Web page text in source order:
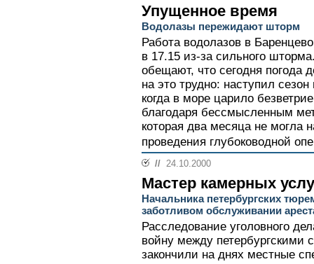
Упущенное время
Водолазы пережидают шторм
Работа водолазов в
в 17.15 из-за сильного
обещают, что сегодня погода
на это трудно: наступил
когда в море царило
благодаря бессмысленным
которая два месяца не могла
проведения глубоководной
// 24.10.2000
Мастер камерных
Начальника петербургских
заботливом обслуживании
Расследование уголовного
войну между
закончили на днях местные